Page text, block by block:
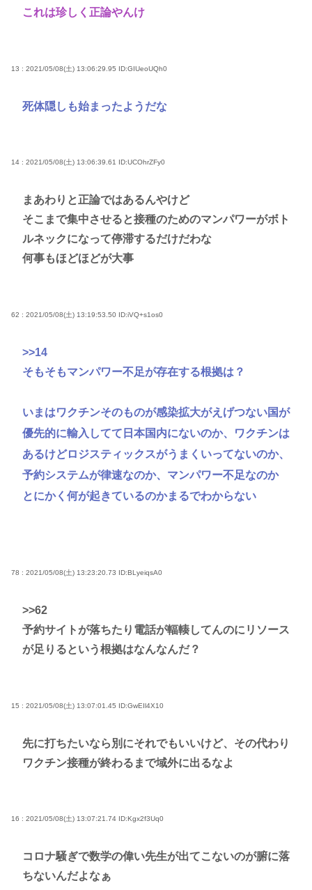
これは珍しく正論やんけ
13 : 2021/05/08(土) 13:06:29.95 ID:GIUeoUQh0
死体隠しも始まったようだな
14 : 2021/05/08(土) 13:06:39.61 ID:UCOhrZFy0
まあわりと正論ではあるんやけど
そこまで集中させると接種のためのマンパワーがボト
ルネックになって停滞するだけだわな
何事もほどほどが大事
62 : 2021/05/08(土) 13:19:53.50 ID:iVQ+s1os0
>>14
そもそもマンパワー不足が存在する根拠は？
いまはワクチンそのものが感染拡大がえげつない国が
優先的に輸入してて日本国内にないのか、ワクチンは
あるけどロジスティックスがうまくいってないのか、
予約システムが律速なのか、マンパワー不足なのか
とにかく何が起きているのかまるでわからない
78 : 2021/05/08(土) 13:23:20.73 ID:BLyeiqsA0
>>62
予約サイトが落ちたり電話が輻輳してんのにリソース
が足りるという根拠はなんなんだ？
15 : 2021/05/08(土) 13:07:01.45 ID:GwEIl4X10
先に打ちたいなら別にそれでもいいけど、その代わり
ワクチン接種が終わるまで域外に出るなよ
16 : 2021/05/08(土) 13:07:21.74 ID:Kgx2f3Uq0
コロナ騒ぎで数学の偉い先生が出てこないのが腑に落
ちないんだよなぁ